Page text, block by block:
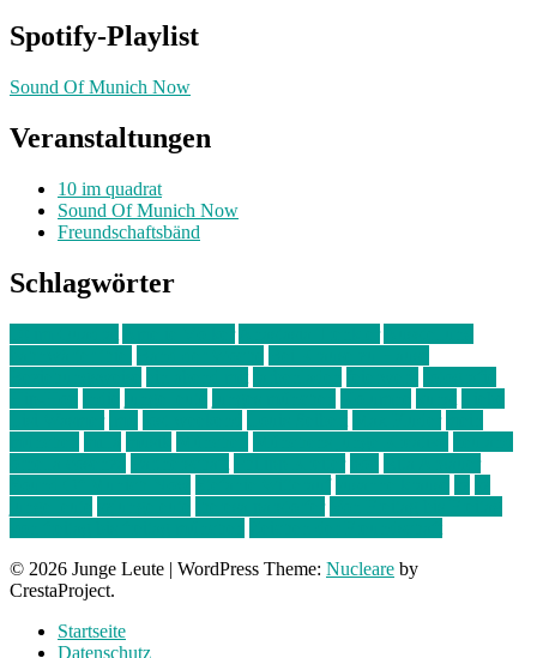
Spotify-Playlist
Sound Of Munich Now
Veranstaltungen
10 im quadrat
Sound Of Munich Now
Freundschaftsbänd
Schlagwörter
© 2026 Junge Leute | WordPress Theme: Nucleare by
CrestaProject.
Startseite
Datenschutz